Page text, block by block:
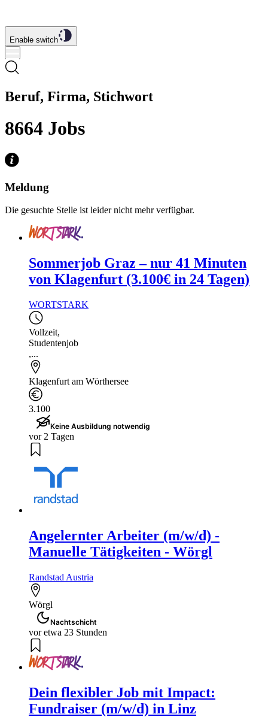
Enable switch
Beruf, Firma, Stichwort
8664 Jobs
Meldung
Die gesuchte Stelle ist leider nicht mehr verfügbar.
Sommerjob Graz – nur 41 Minuten
von Klagenfurt (3.100€ in 24 Tagen)
WORTSTARK
Vollzeit,
Studentenjob
,...
Klagenfurt am Wörthersee
3.100
Keine Ausbildung notwendig
vor 2 Tagen
Angelernter Arbeiter (m/w/d) -
Manuelle Tätigkeiten - Wörgl
Randstad Austria
Wörgl
Nachtschicht
vor etwa 23 Stunden
Dein flexibler Job mit Impact:
Fundraiser (m/w/d) in Linz